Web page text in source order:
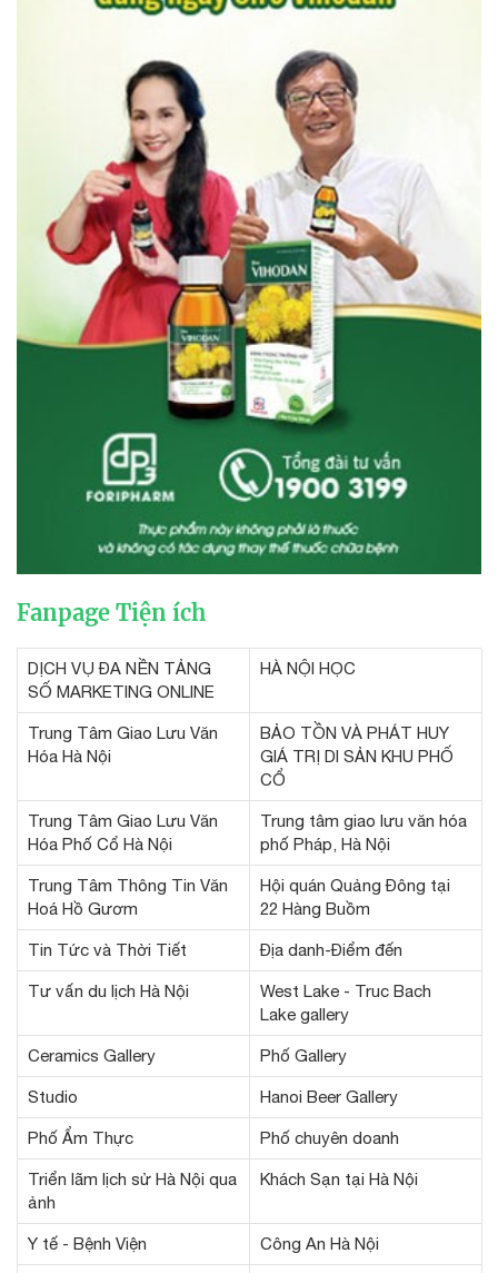
Fanpage Tiện ích
DỊCH VỤ ĐA NỀN TẢNG
SỐ MARKETING ONLINE
HÀ NỘI HỌC
Trung Tâm Giao Lưu Văn
Hóa Hà Nội
BẢO TỒN VÀ PHÁT HUY
GIÁ TRỊ DI SẢN KHU PHỐ
CỔ
Trung Tâm Giao Lưu Văn
Hóa Phố Cổ Hà Nội
Trung tâm giao lưu văn hóa
phố Pháp, Hà Nội
Trung Tâm Thông Tin Văn
Hoá Hồ Gươm
Hội quán Quảng Đông tại
22 Hàng Buồm
Tin Tức và Thời Tiết Địa danh-Điểm đến
Tư vấn du lịch Hà Nội
West Lake - Truc Bach
Lake gallery
Ceramics Gallery Phố Gallery
Studio Hanoi Beer Gallery
Phố Ẩm Thực Phố chuyên doanh
Triển lãm lịch sử Hà Nội qua
ảnh
Khách Sạn tại Hà Nội
Y tế - Bệnh Viện Công An Hà Nội